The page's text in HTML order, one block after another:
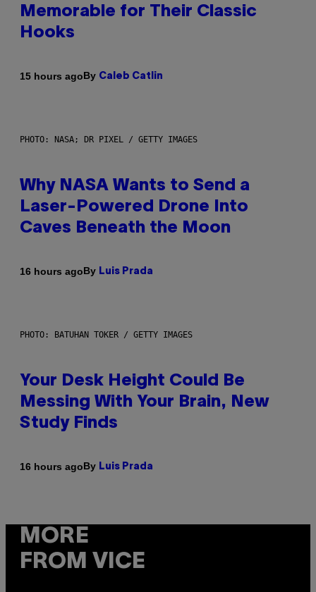
Memorable for Their Classic
Hooks
15 hours agoBy Caleb Catlin
PHOTO: NASA; DR PIXEL / GETTY IMAGES
Why NASA Wants to Send a
Laser-Powered Drone Into
Caves Beneath the Moon
16 hours agoBy Luis Prada
PHOTO: BATUHAN TOKER / GETTY IMAGES
Your Desk Height Could Be
Messing With Your Brain, New
Study Finds
16 hours agoBy Luis Prada
MORE
FROM VICE